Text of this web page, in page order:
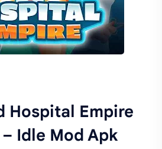
Hospital Empire
Idle Mod Apk